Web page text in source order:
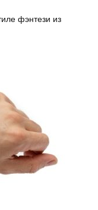
фэнтези из